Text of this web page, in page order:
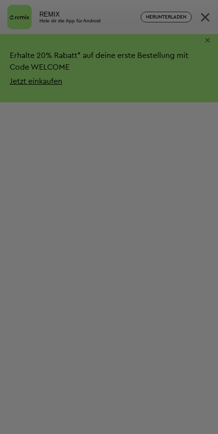
REMIX
Hole dir die App für Android
HERUNTERLADEN ×
Erhalte 20% Rabatt* auf deine erste Bestellung mit
Code WELCOME
Jetzt einkaufen
×